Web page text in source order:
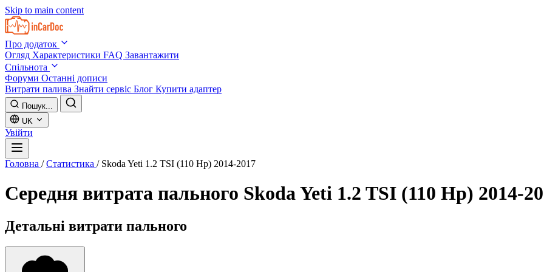
Skip to main content
Про додаток
Огляд Характеристики FAQ Завантажити
Спільнота
Форуми Останні дописи
Витрати палива Знайти сервіс Блог Купити адаптер
Пошук...
UK
Увійти
Головна / Статистика / Skoda Yeti 1.2 TSI (110 Hp) 2014-2017
Середня витрата пального Skoda Yeti 1.2 TSI (110 Hp) 2014-
Детальні витрати пального